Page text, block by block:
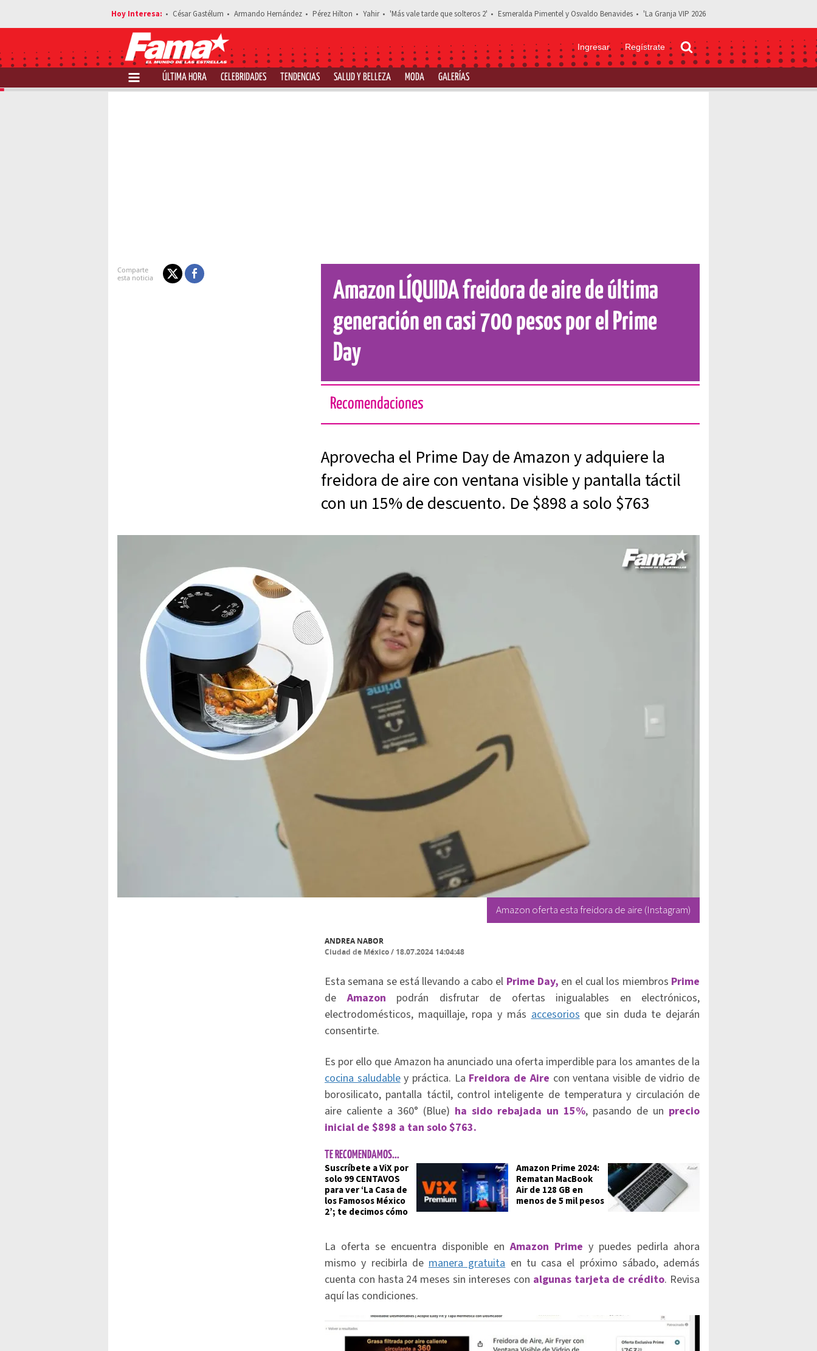
César Gastélum Armando Hernández Pérez Hilton Yahir 'Más vale tarde que solteros 2' Esmeralda Pimentel y Osvaldo Benavides 'La Granja VIP 2026
Ingresar Regístrate
ÚLTIMA HORA CELEBRIDADES TENDENCIAS SALUD Y BELLEZA MODA GALERÍAS
Estás leyendo: Amazon LÍQUIDA freidora de aire de última generación en casi 700 pesos por el Prime Day
Amazon LÍQUIDA freidora de aire de última
generación en casi 700 pesos por el Prime
Day
Recomendaciones
Aprovecha el Prime Day de Amazon y adquiere la
freidora de aire con ventana visible y pantalla táctil
con un 15% de descuento. De $898 a solo $763
Amazon oferta esta freidora de aire (Instagram)
ANDREA NABOR
Ciudad de México/ 18.07.2024 14:04:48
Esta semana se está llevando a cabo el Prime Day, en el cual los miembros Prime
deAmazon podrán disfrutar de ofertas inigualables en electrónicos,
electrodomésticos, maquillaje, ropa y másaccesoriosque sin duda te dejarán
consentirte.
Es por ello que Amazon ha anunciado una oferta imperdible para los amantes de la
cocina saludabley práctica. La Freidora de Aire con ventana visible de vidrio de
borosilicato, pantalla táctil, control inteligente de temperatura y circulación de
aire caliente a 360° (Blue) ha sido rebajada un 15%, pasando de un precio
inicial de $898 a tan solo $763.
TE RECOMENDAMOS...
Suscríbete a ViX por
solo 99 CENTAVOS
para ver ‘La Casa de
los Famosos México
2’; te decimos cómo
Amazon Prime 2024:
Rematan MacBook
Air de 128 GB en
menos de 5 mil pesos
La oferta se encuentra disponible enAmazon Prime y puedes pedirla ahora
mismo y recibirla de manera gratuitaen tu casa el próximo sábado, además
cuenta con hasta 24 meses sin intereses con algunas tarjeta de crédito. Revisa
aquí las condiciones.